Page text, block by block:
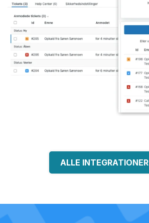
ALLE INTEGRATIONER